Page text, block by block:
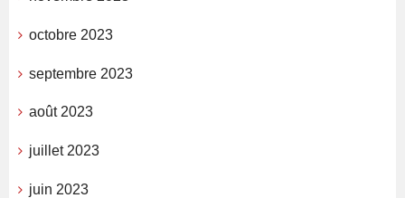
octobre 2023
septembre 2023
août 2023
juillet 2023
juin 2023